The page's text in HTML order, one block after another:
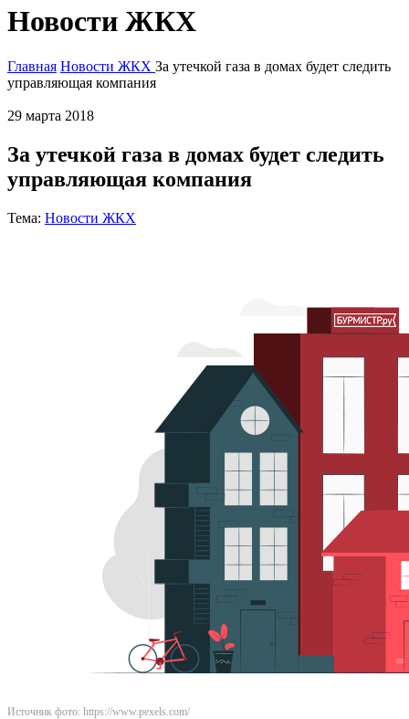
Новости ЖКХ
Главная Новости ЖКХ За утечкой газа в домах будет следить
управляющая компания
29 марта 2018
За утечкой газа в домах будет следить
управляющая компания
Тема: Новости ЖКХ
Источник фото: https://www.pexels.com/